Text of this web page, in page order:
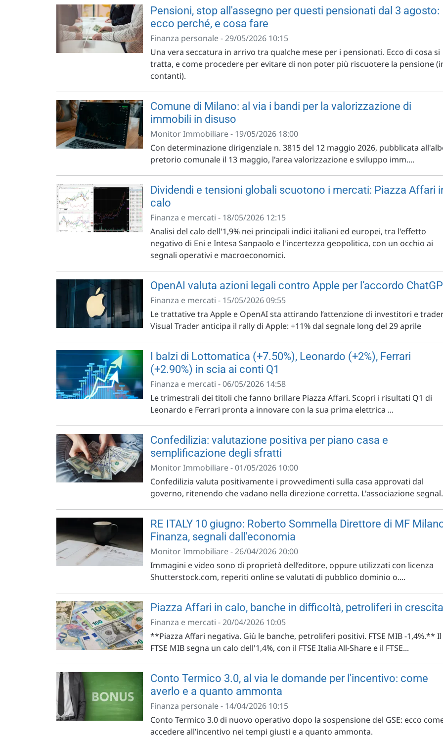
Pensioni, stop all'assegno per questi pensionati dal 3 agosto:
ecco perché, e cosa fare
Finanza personale - 29/05/2026 10:15
Una vera seccatura in arrivo tra qualche mese per i pensionati. Ecco di cosa si
tratta, e come procedere per evitare di non poter più riscuotere la pensione
contanti).
Comune di Milano: al via i bandi per la valorizzazione di
immobili in disuso
Monitor Immobiliare - 19/05/2026 18:00
Con determinazione dirigenziale n. 3815 del 12 maggio 2026, pubblicata
pretorio comunale il 13 maggio, l'area valorizzazione e sviluppo imm....
Dividendi e tensioni globali scuotono i mercati: Piazza Affari
calo
Finanza e mercati - 18/05/2026 12:15
Analisi del calo dell'1,9% nei principali indici italiani ed europei, tra l'effetto
negativo di Eni e Intesa Sanpaolo e l'incertezza geopolitica, con un occhio ai
segnali operativi e macroeconomici.
OpenAI valuta azioni legali contro Apple per l’accordo ChatGP
Finanza e mercati - 15/05/2026 09:55
Le trattative tra Apple e OpenAI sta attirando l’attenzione di investitori e
Visual Trader anticipa il rally di Apple: +11% dal segnale long del 29 aprile
I balzi di Lottomatica (+7.50%), Leonardo (+2%), Ferrari
(+2.90%) in scia ai conti Q1
Finanza e mercati - 06/05/2026 14:58
Le trimestrali dei titoli che fanno brillare Piazza Affari. Scopri i risultati Q1 di
Leonardo e Ferrari pronta a innovare con la sua prima elettrica ...
Confedilizia: valutazione positiva per piano casa e
semplificazione degli sfratti
Monitor Immobiliare - 01/05/2026 10:00
Confedilizia valuta positivamente i provvedimenti sulla casa approvati dal
governo, ritenendo che vadano nella direzione corretta. L'associazione
RE ITALY 10 giugno: Roberto Sommella Direttore di MF
Finanza, segnali dall'economia
Monitor Immobiliare - 26/04/2026 20:00
Immagini e video sono di proprietà dell’editore, oppure utilizzati con licenza
Shutterstock.com, reperiti online se valutati di pubblico dominio o....
Piazza Affari in calo, banche in difficoltà, petroliferi in crescita
Finanza e mercati - 20/04/2026 10:05
**Piazza Affari negativa. Giù le banche, petroliferi positivi. FTSE MIB -1,4%.** Il
FTSE MIB segna un calo dell'1,4%, con il FTSE Italia All-Share e il FTSE...
Conto Termico 3.0, al via le domande per l'incentivo: come
averlo e a quanto ammonta
Finanza personale - 14/04/2026 10:15
Conto Termico 3.0 di nuovo operativo dopo la sospensione del GSE: ecco
accedere all’incentivo nei tempi giusti e a quanto ammonta.